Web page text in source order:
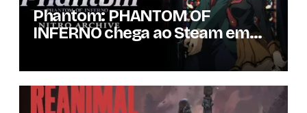
Phantom: PHANTOM OF
INFERNO chega ao Steam em
setembro com conteúdo da
versão lançada em 2013